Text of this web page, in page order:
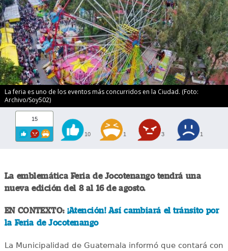
La feria es uno de los eventos más concurridos en la Ciudad. (Foto:
Archivo/Soy502)
15
10 1 3 1
La emblemática Feria de Jocotenango tendrá una
nueva edición del 8 al 16 de agosto.
EN CONTEXTO:¡Atención! Así cambiará el tránsito por
la Feria de Jocotenango
La Municipalidad de Guatemala informó que contará con